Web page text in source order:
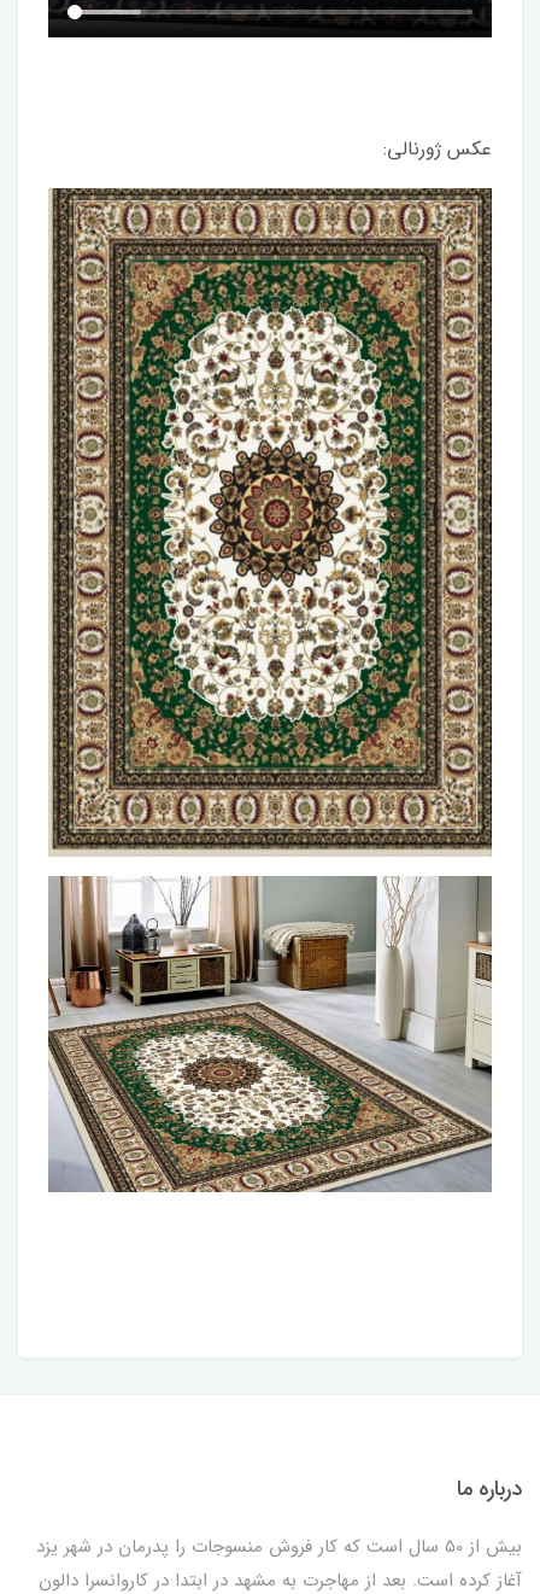
عکس ژورنالی:
درباره ما
بیش از 50 سال است که کار فروش منسوجات را پدرمان در شهر یزد
آغاز کرده است. بعد از مهاجرت به مشهد در ابتدا در کاروانسرا دالون